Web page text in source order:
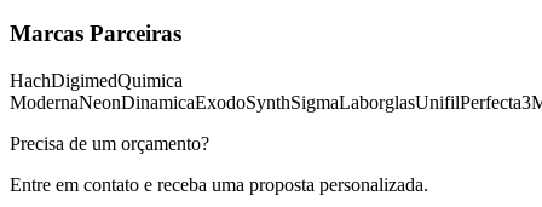
Marcas Parceiras
HachDigimedQuimica
ModernaNeonDinamicaExodoSynthSigmaLaborglasUnifilPerfecta
Precisa de um orçamento?
Entre em contato e receba uma proposta personalizada.